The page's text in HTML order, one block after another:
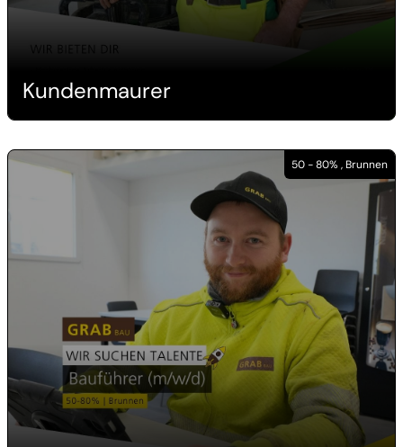
Kundenmaurer
50 - 80% , Brunnen